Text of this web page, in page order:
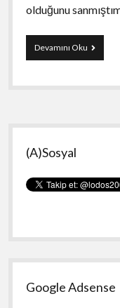
olduğunu
Devamını OkuLodos
Yan
Menü
(A)Sosyal
Google Adsense